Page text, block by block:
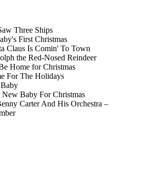
Three Ships
First Christmas
Claus Is Comin' To Town
the Red-Nosed Reindeer
Home for Christmas
For The Holidays
New Baby For Christmas
Carter And His Orchestra –